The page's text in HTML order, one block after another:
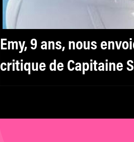
Emy, 9 ans, nous
critique de Capitaine